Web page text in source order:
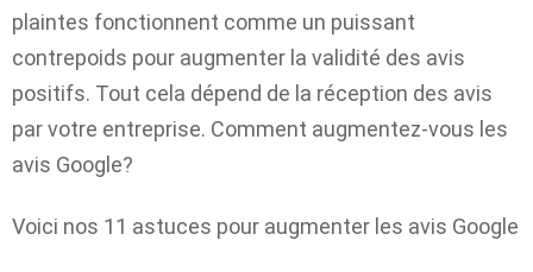
plaintes fonctionnent comme un puissant
contrepoids pour augmenter la validité des avis
positifs. Tout cela dépend de la réception des avis
par votre entreprise. Comment augmentez-vous les
avis Google?
Voici nos 11 astuces pour augmenter les avis Google